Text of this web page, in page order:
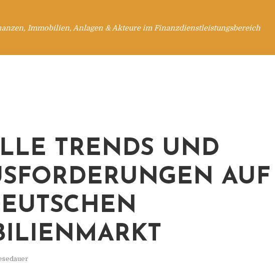
Immobilien, Anlagen & Akteure im Finanzdienstleistungsbereich
TRENDS UND
AUF